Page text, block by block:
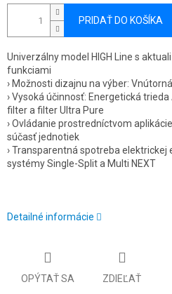
PRIDAŤ DO KOŠÍKA
Univerzálny model HIGH Line s
funkciami
› Možnosti dizajnu na výber:
› Vysoká účinnosť: Energetická
filter a filter Ultra Pure
› Ovládanie prostredníctvom
súčasť jednotiek
› Transparentná spotreba elektrickej
systémy Single-Split a Multi NEXT
Detailné informácie
OPÝTAŤ SA ZDIEĽAŤ